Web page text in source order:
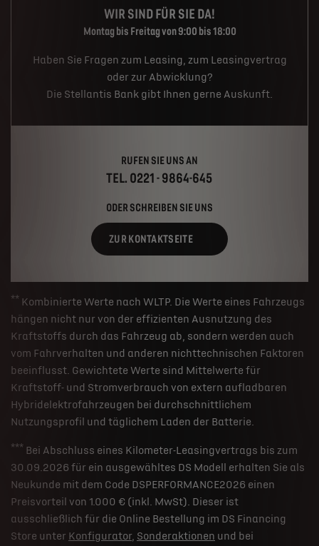
WIR SIND FÜR SIE DA!
Montag bis Freitag von 9:00 bis 18:00
Haben Sie Fragen zum Leasing, zum Leasingvertrag
oder zur Abwicklung?
Die Stellantis Bank gibt Ihnen gerne Auskunft.
RUFEN SIE UNS AN
TEL. 0221 - 9864-645
ODER SCHREIBEN SIE UNS
ZUR KONTAKTSEITE
** Kombinierte Werte nach WLTP. Die Werte eines Fahrzeugs
hängen nicht nur von der effizienten Ausnutzung des
Kraftstoffs durch das Fahrzeug ab, sondern werden auch
vom Fahrverhalten und anderen nichttechnischen Faktoren
beeinflusst. Gewichtete Werte sind Mittelwerte für
Kraftstoff- und Stromverbrauch von extern aufladbaren
Hybridelektrofahrzeugen bei durchschnittlichem
Nutzungsprofil und täglichem Laden der Batterie.
*** Bei Abschluss eines Kilometer-Leasingvertrags bis zum
30.09.2026 für ein ausgewähltes DS Modell erhalten Sie als
Neukunde mit dem Code DSPERFORMANCE2026 einen
Preisvorteil von 1.000 € (inkl. MwSt). Dieser ist
ausschließlich für die Online Bestellung im DS Financing
Store unter Konfigurator, Sonderaktionen und bei